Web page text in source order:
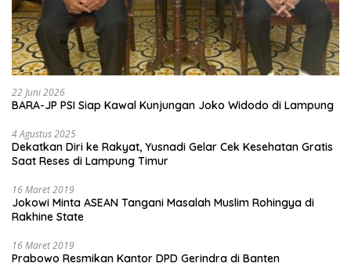
22 Juni 2026
BARA-JP PSI Siap Kawal Kunjungan Joko Widodo di Lampung
4 Agustus 2025
Dekatkan Diri ke Rakyat, Yusnadi Gelar Cek Kesehatan Gratis
Saat Reses di Lampung Timur
16 Maret 2019
Jokowi Minta ASEAN Tangani Masalah Muslim Rohingya di
Rakhine State
16 Maret 2019
Prabowo Resmikan Kantor DPD Gerindra di Banten